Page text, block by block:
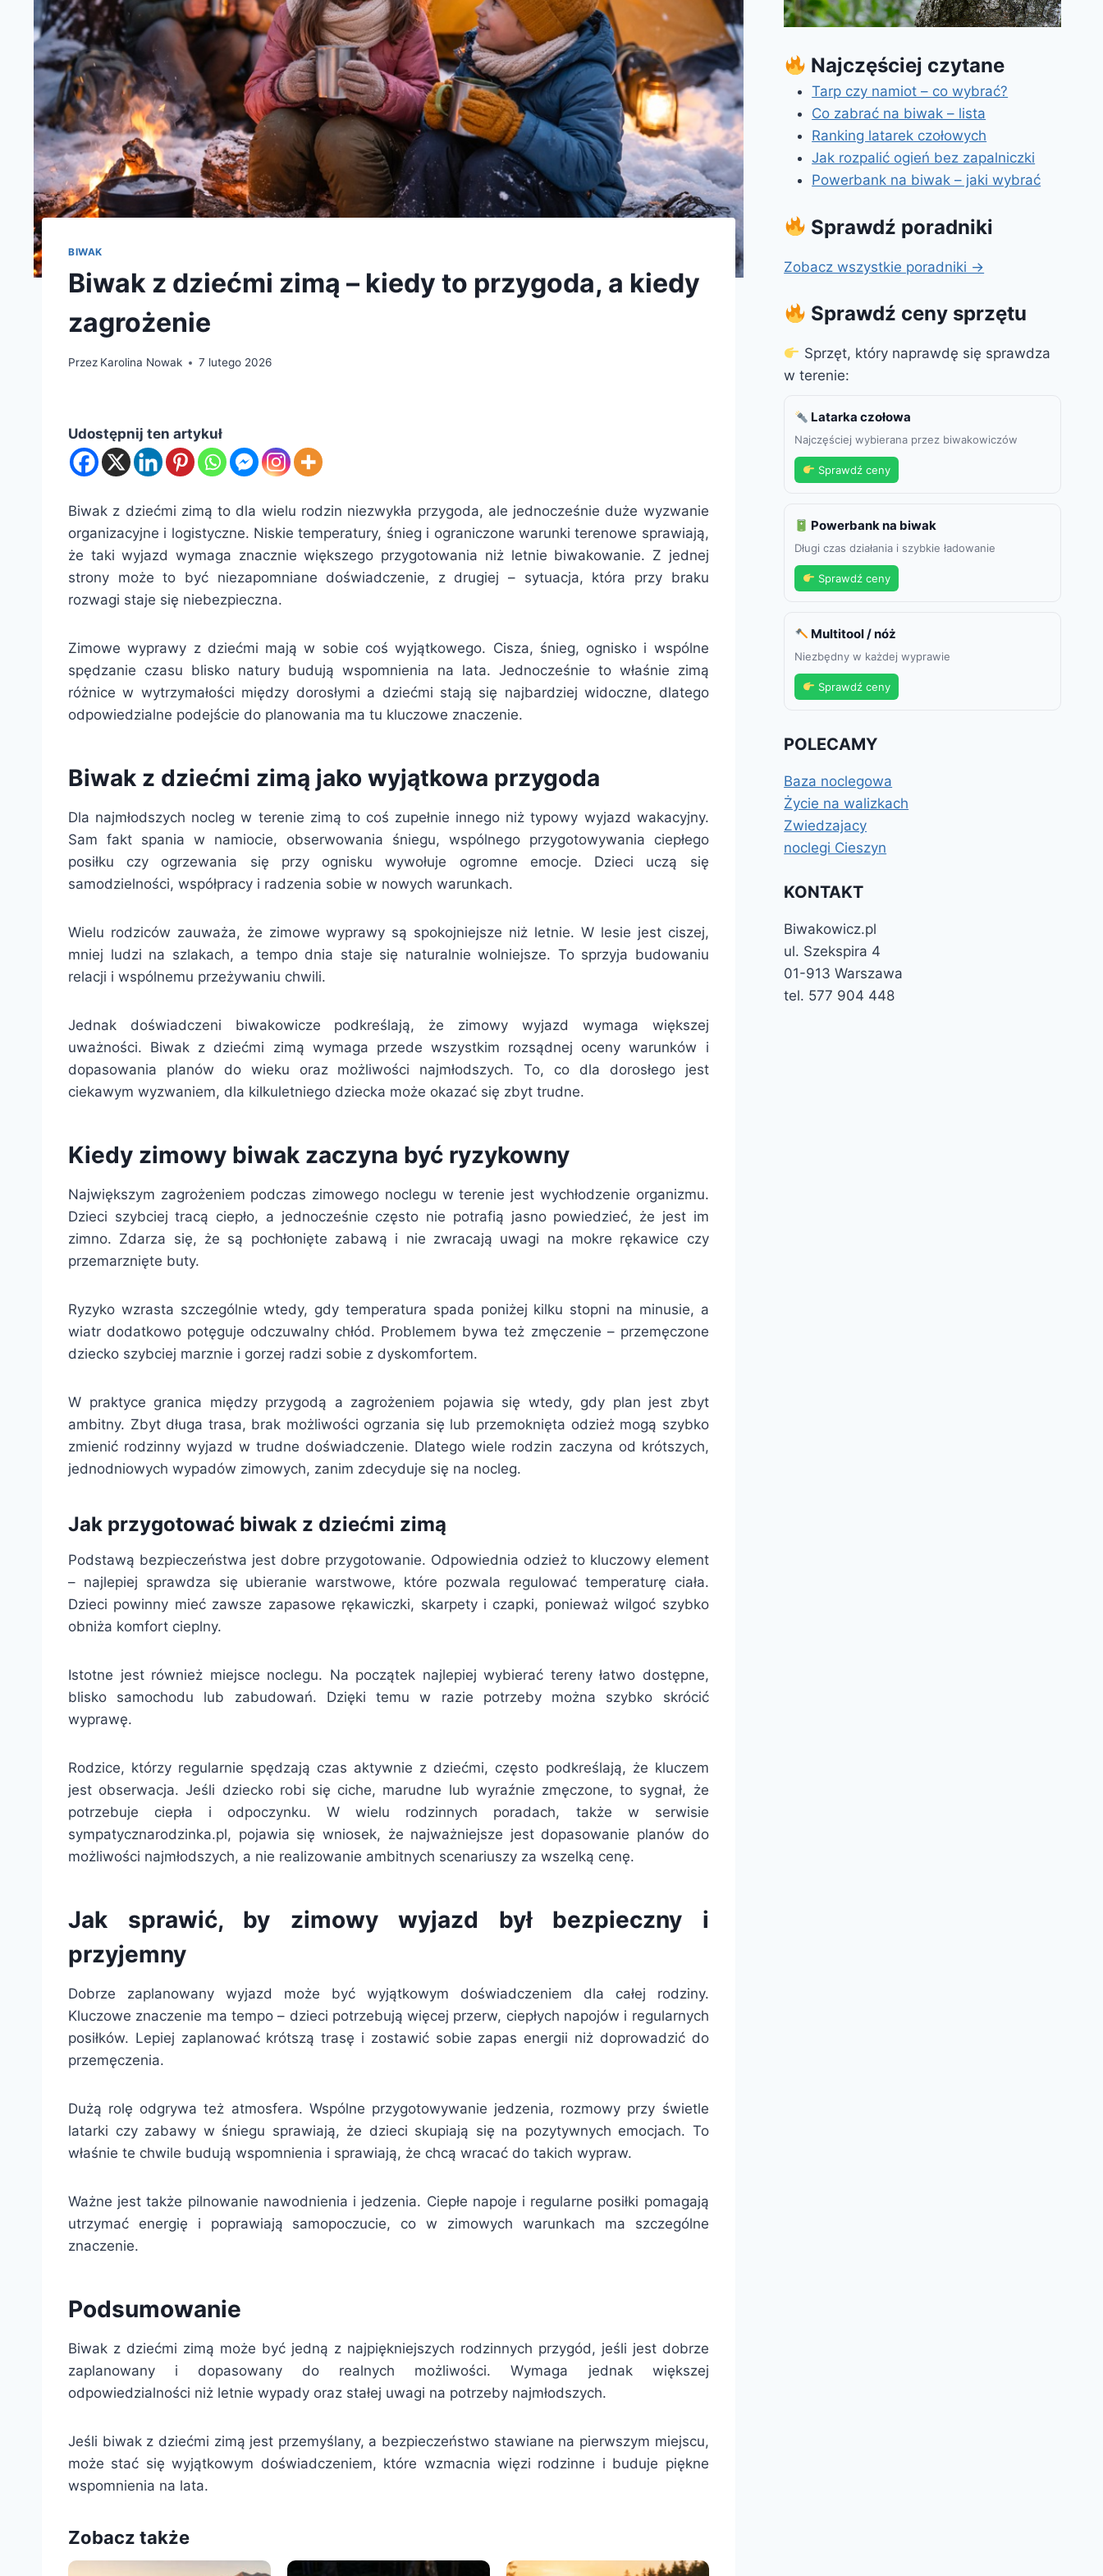
BIWAK
Biwak z dziećmi zimą – kiedy to przygoda, a kiedy
zagrożenie
Przez Karolina Nowak 7 lutego 2026
Udostępnij ten artykuł
Biwak z dziećmi zimą to dla wielu rodzin niezwykła przygoda, ale jednocześnie duże wyzwanie
organizacyjne i logistyczne. Niskie temperatury, śnieg i ograniczone warunki terenowe sprawiają,
że taki wyjazd wymaga znacznie większego przygotowania niż letnie biwakowanie. Z jednej
strony może to być niezapomniane doświadczenie, z drugiej – sytuacja, która przy braku
rozwagi staje się niebezpieczna.
Zimowe wyprawy z dziećmi mają w sobie coś wyjątkowego. Cisza, śnieg, ognisko i wspólne
spędzanie czasu blisko natury budują wspomnienia na lata. Jednocześnie to właśnie zimą
różnice w wytrzymałości między dorosłymi a dziećmi stają się najbardziej widoczne, dlatego
odpowiedzialne podejście do planowania ma tu kluczowe znaczenie.
Biwak z dziećmi zimą jako wyjątkowa przygoda
Dla najmłodszych nocleg w terenie zimą to coś zupełnie innego niż typowy wyjazd wakacyjny.
Sam fakt spania w namiocie, obserwowania śniegu, wspólnego przygotowywania ciepłego
posiłku czy ogrzewania się przy ognisku wywołuje ogromne emocje. Dzieci uczą się
samodzielności, współpracy i radzenia sobie w nowych warunkach.
Wielu rodziców zauważa, że zimowe wyprawy są spokojniejsze niż letnie. W lesie jest ciszej,
mniej ludzi na szlakach, a tempo dnia staje się naturalnie wolniejsze. To sprzyja budowaniu
relacji i wspólnemu przeżywaniu chwili.
Jednak doświadczeni biwakowicze podkreślają, że zimowy wyjazd wymaga większej
uważności. Biwak z dziećmi zimą wymaga przede wszystkim rozsądnej oceny warunków i
dopasowania planów do wieku oraz możliwości najmłodszych. To, co dla dorosłego jest
ciekawym wyzwaniem, dla kilkuletniego dziecka może okazać się zbyt trudne.
Kiedy zimowy biwak zaczyna być ryzykowny
Największym zagrożeniem podczas zimowego noclegu w terenie jest wychłodzenie organizmu.
Dzieci szybciej tracą ciepło, a jednocześnie często nie potrafią jasno powiedzieć, że jest im
zimno. Zdarza się, że są pochłonięte zabawą i nie zwracają uwagi na mokre rękawice czy
przemarznięte buty.
Ryzyko wzrasta szczególnie wtedy, gdy temperatura spada poniżej kilku stopni na minusie, a
wiatr dodatkowo potęguje odczuwalny chłód. Problemem bywa też zmęczenie – przemęczone
dziecko szybciej marznie i gorzej radzi sobie z dyskomfortem.
W praktyce granica między przygodą a zagrożeniem pojawia się wtedy, gdy plan jest zbyt
ambitny. Zbyt długa trasa, brak możliwości ogrzania się lub przemoknięta odzież mogą szybko
zmienić rodzinny wyjazd w trudne doświadczenie. Dlatego wiele rodzin zaczyna od krótszych,
jednodniowych wypadów zimowych, zanim zdecyduje się na nocleg.
Jak przygotować biwak z dziećmi zimą
Podstawą bezpieczeństwa jest dobre przygotowanie. Odpowiednia odzież to kluczowy element
– najlepiej sprawdza się ubieranie warstwowe, które pozwala regulować temperaturę ciała.
Dzieci powinny mieć zawsze zapasowe rękawiczki, skarpety i czapki, ponieważ wilgoć szybko
obniża komfort cieplny.
Istotne jest również miejsce noclegu. Na początek najlepiej wybierać tereny łatwo dostępne,
blisko samochodu lub zabudowań. Dzięki temu w razie potrzeby można szybko skrócić
wyprawę.
Rodzice, którzy regularnie spędzają czas aktywnie z dziećmi, często podkreślają, że kluczem
jest obserwacja. Jeśli dziecko robi się ciche, marudne lub wyraźnie zmęczone, to sygnał, że
potrzebuje ciepła i odpoczynku. W wielu rodzinnych poradach, także w serwisie
sympatycznarodzinka.pl, pojawia się wniosek, że najważniejsze jest dopasowanie planów do
możliwości najmłodszych, a nie realizowanie ambitnych scenariuszy za wszelką cenę.
Jak sprawić, by zimowy wyjazd był bezpieczny i
przyjemny
Dobrze zaplanowany wyjazd może być wyjątkowym doświadczeniem dla całej rodziny.
Kluczowe znaczenie ma tempo – dzieci potrzebują więcej przerw, ciepłych napojów i regularnych
posiłków. Lepiej zaplanować krótszą trasę i zostawić sobie zapas energii niż doprowadzić do
przemęczenia.
Dużą rolę odgrywa też atmosfera. Wspólne przygotowywanie jedzenia, rozmowy przy świetle
latarki czy zabawy w śniegu sprawiają, że dzieci skupiają się na pozytywnych emocjach. To
właśnie te chwile budują wspomnienia i sprawiają, że chcą wracać do takich wypraw.
Ważne jest także pilnowanie nawodnienia i jedzenia. Ciepłe napoje i regularne posiłki pomagają
utrzymać energię i poprawiają samopoczucie, co w zimowych warunkach ma szczególne
znaczenie.
Podsumowanie
Biwak z dziećmi zimą może być jedną z najpiękniejszych rodzinnych przygód, jeśli jest dobrze
zaplanowany i dopasowany do realnych możliwości. Wymaga jednak większej
odpowiedzialności niż letnie wypady oraz stałej uwagi na potrzeby najmłodszych.
Jeśli biwak z dziećmi zimą jest przemyślany, a bezpieczeństwo stawiane na pierwszym miejscu,
może stać się wyjątkowym doświadczeniem, które wzmacnia więzi rodzinne i buduje piękne
wspomnienia na lata.
Zobacz także
Najczęściej czytane
Tarp czy namiot – co wybrać?
Co zabrać na biwak – lista
Ranking latarek czołowych
Jak rozpalić ogień bez zapalniczki
Powerbank na biwak – jaki wybrać
Sprawdź poradniki
Zobacz wszystkie poradniki →
Sprawdź ceny sprzętu
Sprzęt, który naprawdę się sprawdza
w terenie:
Latarka czołowa
Najczęściej wybierana przez biwakowiczów
Sprawdź ceny
Powerbank na biwak
Długi czas działania i szybkie ładowanie
Sprawdź ceny
Multitool / nóż
Niezbędny w każdej wyprawie
Sprawdź ceny
POLECAMY
Baza noclegowa
Życie na walizkach
Zwiedzajacy
noclegi Cieszyn
KONTAKT
Biwakowicz.pl
ul. Szekspira 4
01-913 Warszawa
tel. 577 904 448